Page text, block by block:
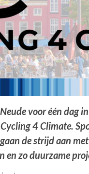
voor één dag
4 Climate.
de strijd aan
zo duurzame